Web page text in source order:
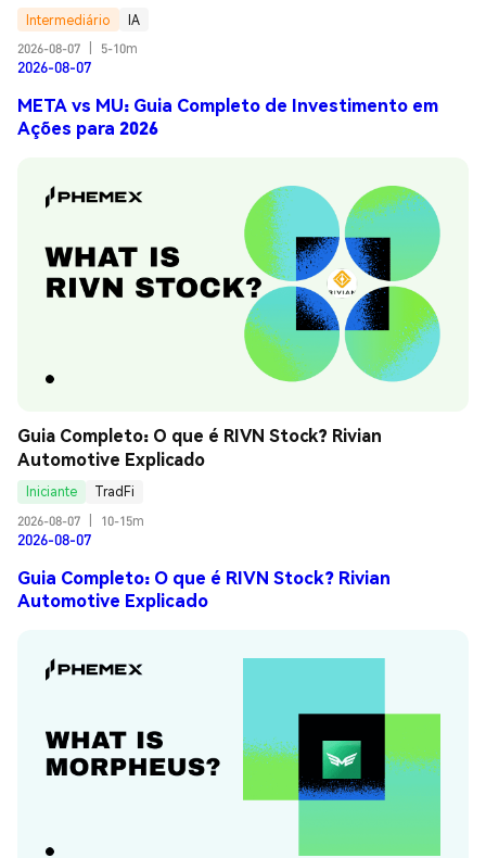
Intermediário
IA
2026-08-07
5-10m
2026-08-07
META vs MU: Guia Completo de Investimento em
Ações para 2026
Guia Completo: O que é RIVN Stock? Rivian
Automotive Explicado
Iniciante
TradFi
2026-08-07
10-15m
2026-08-07
Guia Completo: O que é RIVN Stock? Rivian
Automotive Explicado